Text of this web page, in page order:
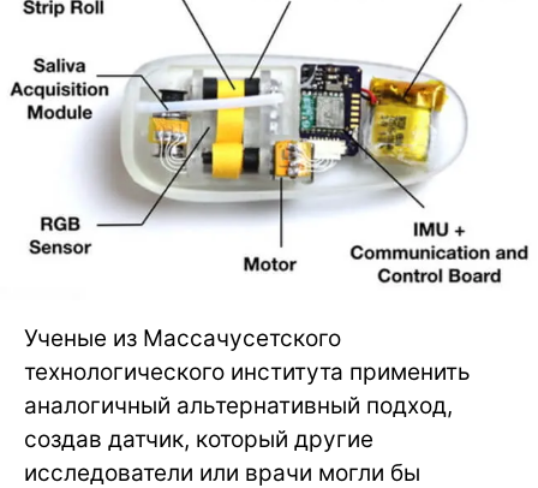
Ученые из Массачусетского
технологического института применить
аналогичный альтернативный подход,
создав датчик, который другие
исследователи или врачи могли бы